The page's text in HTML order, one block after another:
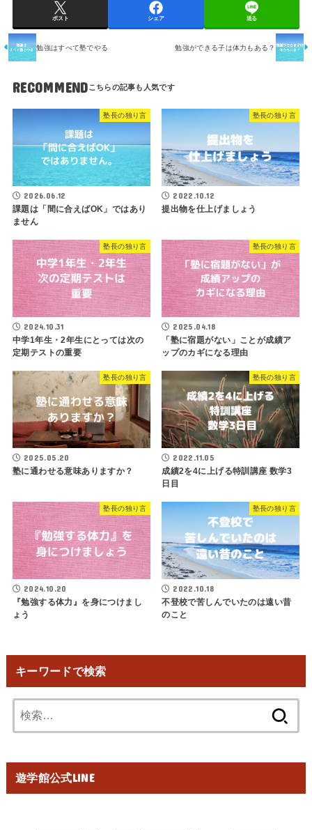
ポスト シェア 送る
勉強はすべて塾でやる 勉強ができる子は体力もある？
RECOMMEND
塾長の独り言
2026.06.12
課題は「間に合えばOK」ではあり
ません
塾長の独り言
2022.10.12
提出物を仕上げましょう
塾長の独り言
2024.10.31
中学1年生・2年生にとっては次の
定期テストの重要
塾長の独り言
2025.04.18
「塾に宿題がない」ことが成績ア
ップのカギになる理由
塾長の独り言
2025.05.20
塾に通わせる意味ありますか？
塾長の独り言
2022.11.05
成績2を4に上げる特訓講座 数学3
日目
塾長の独り言
2024.10.20
『勉強する体力』を身につけまし
ょう
塾長の独り言
2022.10.18
不登校で苦しんでいたのは遠い昔
のこと
キーワードで検索
索:
遊学館公式LINE